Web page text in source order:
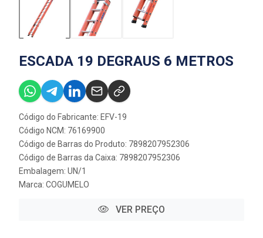
ESCADA 19 DEGRAUS 6 METROS
Código do Fabricante: EFV-19
Código NCM: 76169900
Código de Barras do Produto: 7898207952306
Código de Barras da Caixa: 7898207952306
Embalagem: UN/1
Marca: COGUMELO
VER PREÇO